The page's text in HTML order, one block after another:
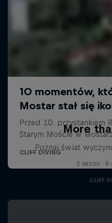
More
Poznaj świat
2 sezon ·
CLIFF